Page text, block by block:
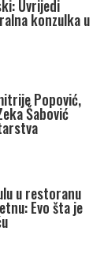
Uvrijedi
konzulka u
Popović,
Šabović
u restoranu
Evo šta je